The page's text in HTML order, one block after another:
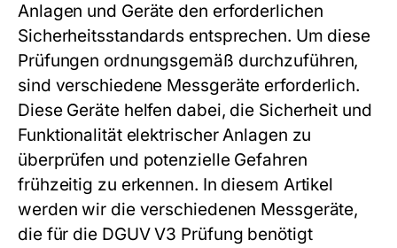
Anlagen und Geräte den erforderlichen
Sicherheitsstandards entsprechen. Um diese
Prüfungen ordnungsgemäß durchzuführen,
sind verschiedene Messgeräte erforderlich.
Diese Geräte helfen dabei, die Sicherheit und
Funktionalität elektrischer Anlagen zu
überprüfen und potenzielle Gefahren
frühzeitig zu erkennen. In diesem Artikel
werden wir die verschiedenen Messgeräte,
die für die DGUV V3 Prüfung benötigt